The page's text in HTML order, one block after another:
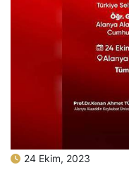
24 Ekim, 2023